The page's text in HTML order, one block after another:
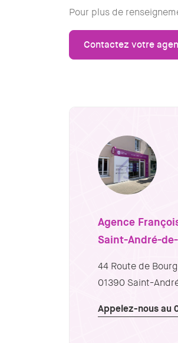
Pour plus de
Contactez votre
Agence
Saint-André-
44 Route de
01390 Saint-
Appelez-nous au